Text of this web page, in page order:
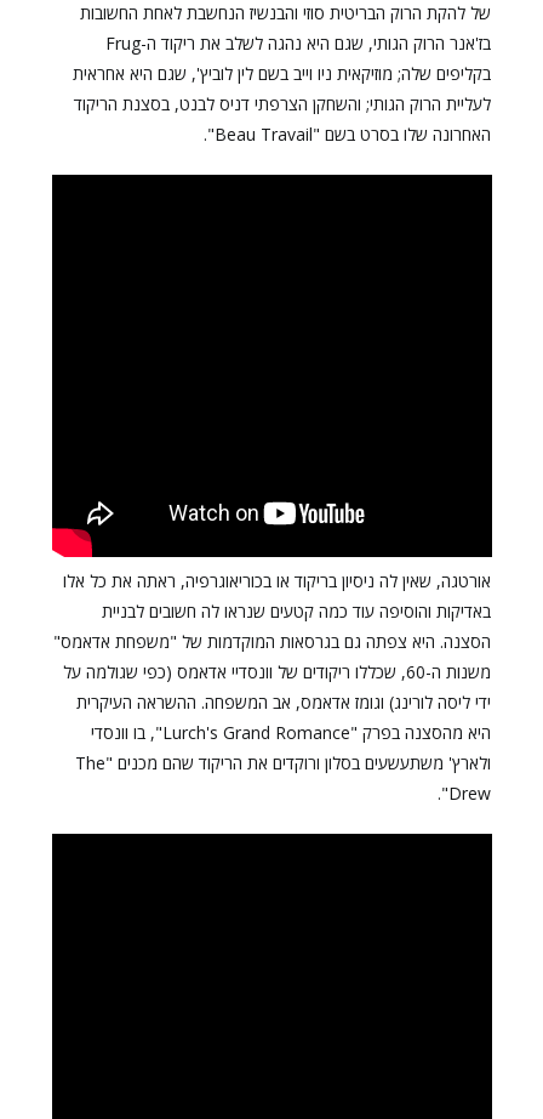
של להקת הרוק הבריטית סוזי והבנשיז הנחשבת לאחת החשובות
בז'אנר הרוק הגותי, שגם היא נהגה לשלב את ריקוד ה-Frug
בקליפים שלה; מוזיקאית ניו וייב בשם לין לוביץ', שגם היא אחראית
לעליית הרוק הגותי; והשחקן הצרפתי דניס לבנט, בסצנת הריקוד
האחרונה שלו בסרט בשם "Beau Travail".
אורטגה, שאין לה ניסיון בריקוד או בכוריאוגרפיה, ראתה את כל אלו
באדיקות והוסיפה עוד כמה קטעים שנראו לה חשובים לבניית
הסצנה. היא צפתה גם בגרסאות המוקדמות של "משפחת אדאמס"
משנות ה-60, שכללו ריקודים של וונסדיי אדאמס (כפי שגולמה על
ידי ליסה לורינג) וגומז אדאמס, אב המשפחה. ההשראה העיקרית
היא מהסצנה בפרק "Lurch's Grand Romance", בו וונסדי
ולארץ' משתעשעים בסלון ורוקדים את הריקוד שהם מכנים "The
Drew".